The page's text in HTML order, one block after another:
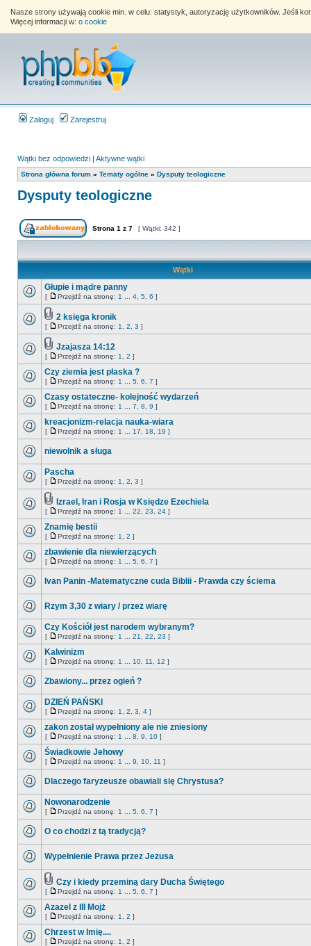
Nasze strony używają cookie min. w celu: statystyk, autoryzację użytkowników. Jeśli
Więcej informacji w: o cookie
Zaloguj Zarejestruj
Wątki bez odpowiedzi | Aktywne wątki
Strona główna forum » Tematy ogólne » Dysputy teologiczne
Dysputy teologiczne
Strona 1 z 7 [ Wątki: 342 ]
Wątki
Głupie i mądre panny
[ Przejdź na stronę: 1 4 5 6 ]
2 księga kronik
[ Przejdź na stronę: 1 2 3 ]
Jzajasza 14:12
[ Przejdź na stronę: 1 2 ]
Czy ziemia jest płaska ?
[ Przejdź na stronę: 1 5 6 7 ]
Czasy ostateczne- kolejność wydarzeń
[ Przejdź na stronę: 1 7 8 9 ]
kreacjonizm-relacja nauka-wiara
[ Przejdź na stronę: 1 17 18 19 ]
niewolnik a sługa
Pascha
[ Przejdź na stronę: 1 2 3 ]
Izrael, Iran i Rosja w Księdze Ezechiela
[ Przejdź na stronę: 1 22 23 24 ]
Znamię bestii
[ Przejdź na stronę: 1 2 ]
zbawienie dla niewierzących
[ Przejdź na stronę: 1 5 6 7 ]
Ivan Panin -Matematyczne cuda Biblii - Prawda czy ściema
Rzym 3,30 z wiary / przez wiarę
Czy Kościół jest narodem wybranym?
[ Przejdź na stronę: 1 21 22 23 ]
Kalwinizm
[ Przejdź na stronę: 1 10 11 12 ]
Zbawiony... przez ogień ?
DZIEŃ PAŃSKI
[ Przejdź na stronę: 1 2 3 4 ]
zakon został wypełniony ale nie zniesiony
[ Przejdź na stronę: 1 8 9 10 ]
Świadkowie Jehowy
[ Przejdź na stronę: 1 9 10 11 ]
Dlaczego faryzeusze obawiali się Chrystusa?
Nowonarodzenie
[ Przejdź na stronę: 1 5 6 7 ]
O co chodzi z tą tradycją?
Wypełnienie Prawa przez Jezusa
Czy i kiedy przeminą dary Ducha Świętego
[ Przejdź na stronę: 1 5 6 7 ]
Azazel z III Mojż
[ Przejdź na stronę: 1 2 ]
Chrzest w Imię....
[ Przejdź na stronę: 1 2 ]